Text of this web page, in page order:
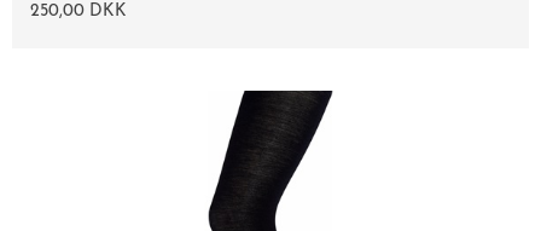
250,00 DKK